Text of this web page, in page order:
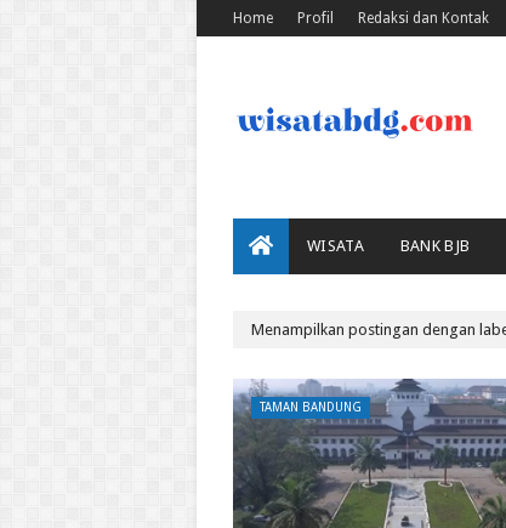
Home Profil Redaksi dan Kontak
WISATA BANK BJB
Menampilkan postingan dengan
TAMAN BANDUNG